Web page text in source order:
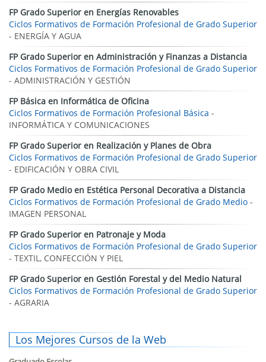
FP Grado Superior en Energías Renovables
Ciclos Formativos de Formación Profesional de Grado Superior
- ENERGÍA Y AGUA
FP Grado Superior en Administración y Finanzas a Distancia
Ciclos Formativos de Formación Profesional de Grado Superior
- ADMINISTRACIÓN Y GESTIÓN
FP Básica en Informática de Oficina
Ciclos Formativos de Formación Profesional Básica -
INFORMÁTICA Y COMUNICACIONES
FP Grado Superior en Realización y Planes de Obra
Ciclos Formativos de Formación Profesional de Grado Superior
- EDIFICACIÓN Y OBRA CIVIL
FP Grado Medio en Estética Personal Decorativa a Distancia
Ciclos Formativos de Formación Profesional de Grado Medio -
IMAGEN PERSONAL
FP Grado Superior en Patronaje y Moda
Ciclos Formativos de Formación Profesional de Grado Superior
- TEXTIL, CONFECCIÓN Y PIEL
FP Grado Superior en Gestión Forestal y del Medio Natural
Ciclos Formativos de Formación Profesional de Grado Superior
- AGRARIA
Los Mejores Cursos de la Web